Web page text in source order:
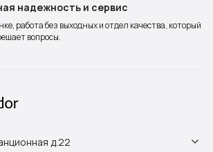
надежность и сервис
работа без выходных и отдел качества, который
вопросы.
д.22